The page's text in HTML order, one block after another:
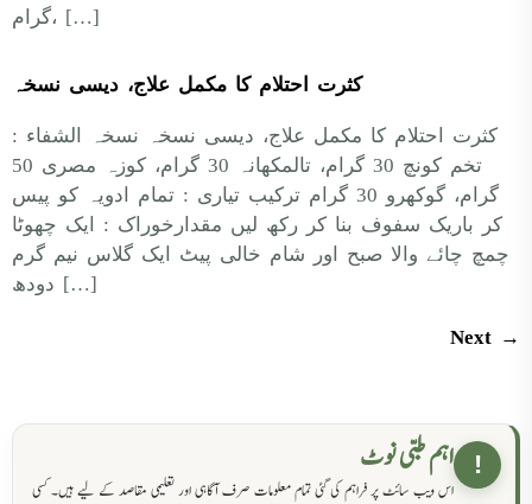
گرام، […]
کثرت احتلام کا مکمل علاج، دیسی نسخہ
کثرت احتلام کا مکمل علاج، دیسی نسخہ نسخہ الشفاء :
تخم کونچ 30 گرام، تالمکھانہ 30 گرام، کوزہ مصری 50
گرام، گوکھرو 30 گرام ترکیب تیاری : تمام ادویہ کو پیس
کر باریک سفوف بنا کر رکھ لیں مقدارخوراک : ایک چھوٹا
چمچ چائے والا صبح اور شام خالی پیٹ ایک گلاس نیم گرم
دودھ […]
Next →
! اہم طبی نوٹ
اس ویب سائٹ پر فراہم کی گئی تمام معلومات صرف آگاہی اور تعلیمی مقاصد کے لیے ہیں۔ کسی